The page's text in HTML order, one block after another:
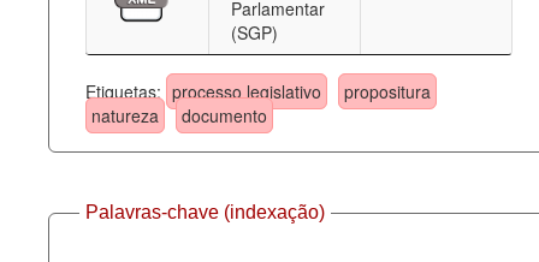
Parlamentar
(SGP)
Etiquetas: processo legislativo
propositura
natureza
documento
Palavras-chave (indexação)